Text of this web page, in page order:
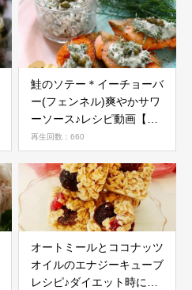
鮭のソテー＊イーチョーバ
ー(フェンネル)爽やかサワ
ーソース♪レシピ動画【沖
縄料理研究家レシピ】
再生回数：660
オートミールとココナッツ
オイルのエナジーキューブ
レシピ♪ダイエット時にお